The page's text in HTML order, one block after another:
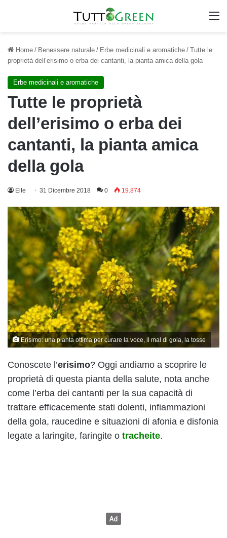
Home / Benessere naturale / Erbe medicinali e aromatiche / Tutte le
proprietà dell’erisimo o erba dei cantanti, la pianta amica della gola
Erbe medicinali e aromatiche
Tutte le proprietà
dell’erisimo o erba dei
cantanti, la pianta amica
della gola
Elle 31 Dicembre 2018 0 19.874
Erisimo: una pianta ottima per curare la voce, il mal di gola, la tosse
Conoscete l’erisimo? Oggi andiamo a scoprire le
proprietà di questa pianta della salute, nota anche
come l’erba dei cantanti per la sua capacità di
trattare efficacemente stati dolenti, infiammazioni
della gola, raucedine e situazioni di afonia e disfonia
legate a laringite, faringite o tracheite.